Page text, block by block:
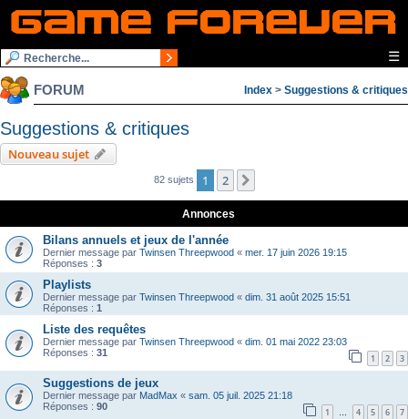
☰
FORUM Index > Suggestions & critiques
Suggestions & critiques
Nouveau sujet
82 sujets 1 2
Annonces
Bilans annuels et jeux de l'année
Dernier message par Twinsen Threepwood « mer. 17 juin 2026 19:15
Réponses : 3
Playlists
Dernier message par Twinsen Threepwood « dim. 31 août 2025 15:51
Réponses : 1
Liste des requêtes
Dernier message par Twinsen Threepwood « dim. 01 mai 2022 23:03
Réponses : 31 1 2 3
Suggestions de jeux
Dernier message par MadMax « sam. 05 juil. 2025 21:18
Réponses : 90 1 … 4 5 6 7